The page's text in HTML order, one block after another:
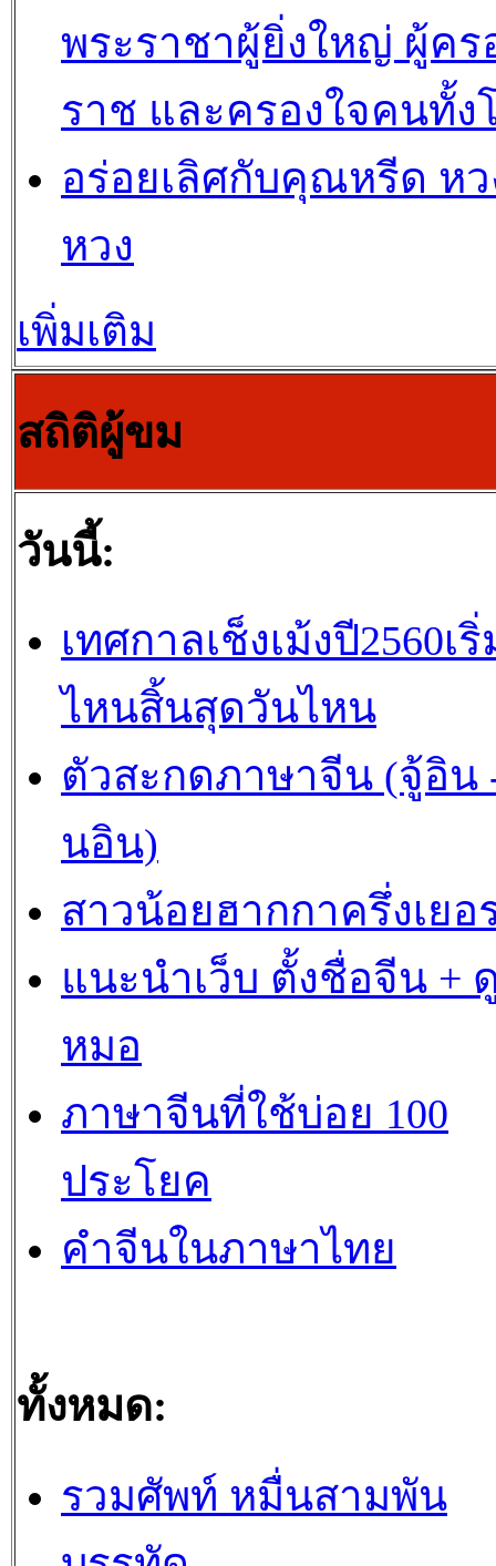
พระราชาผู้ยิ่งใหญ่ ผู้คร
ราช และครองใจคนทั้ง
อร่อยเลิศกับคุณหรีด หว
หวง
เพิ่มเติม
สถิติผู้ขม
วันนี้:
เทศกาลเช็งเม้งปี2560เ
ไหนสิ้นสุดวันไหน
ตัวสะกดภาษาจีน (จู้อิน
นอิน)
สาวน้อยฮากกาครึ่งเยอ
แนะนำเว็บ ตั้งชื่อจีน +
หมอ
ภาษาจีนที่ใช้บ่อย 100
ประโยค
คำจีนในภาษาไทย
ทั้งหมด:
รวมศัพท์ หมื่นสามพัน